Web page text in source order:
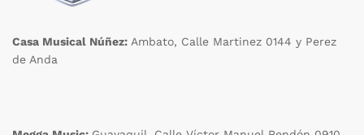
Casa Musical Núñez: Ambato, Calle Martinez 0144 y Perez
de Anda